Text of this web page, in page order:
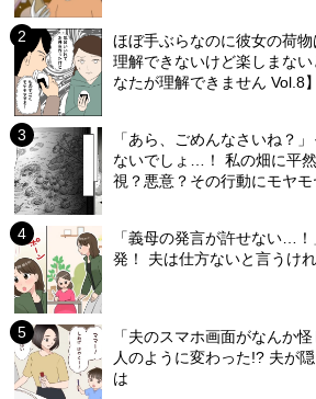
ほぼ手ぶらなのに彼女の荷
理解できないけど楽しまな
なたが理解できません Vol.8】
「あら、ごめんなさいね？
ないでしょ…！ 私の畑に平
視？悪意？その行動にモヤ
「義母の発言が許せない…
発！ 夫は仕方ないと言うけ
「夫のスマホ画面がなんか
人のように変わった!? 夫が
は